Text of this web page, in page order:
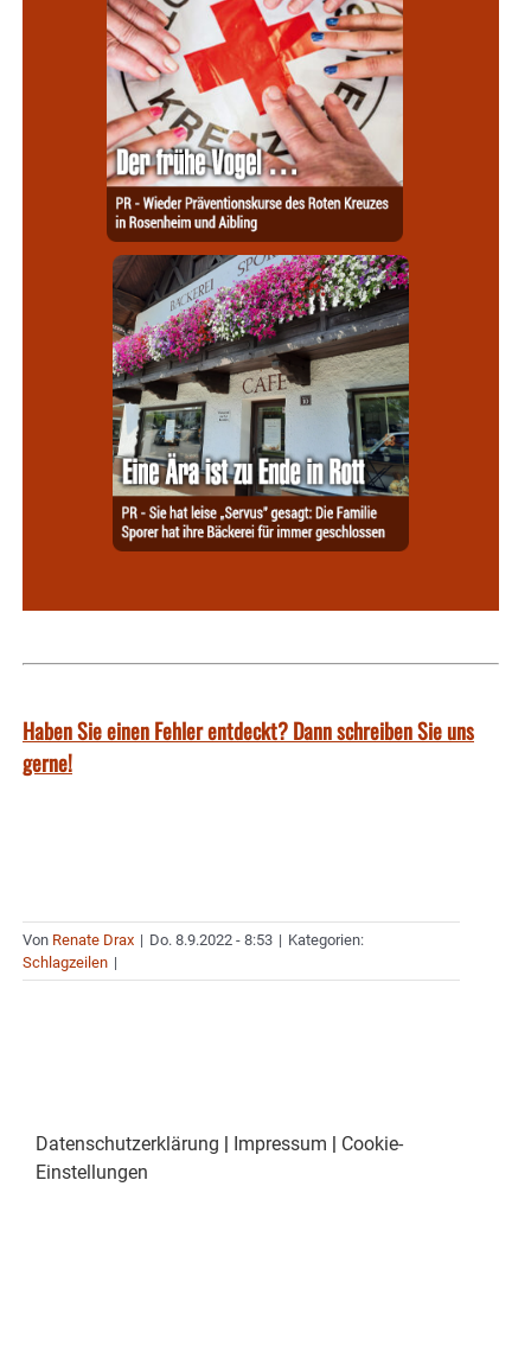
Haben Sie einen Fehler entdeckt? Dann schreiben Sie uns
gerne!
Von Renate Drax | Do. 8.9.2022 - 8:53 | Kategorien:
Schlagzeilen |
Datenschutzerklärung Impressum
Cookie-
Einstellungen